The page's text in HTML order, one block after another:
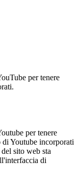
per tenere
per tenere
di Youtube incorporati
sito web sta
di